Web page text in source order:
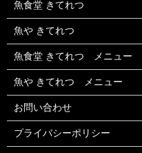
魚食堂 きてれつ
魚や きてれつ
魚食堂 きてれつ メニュー
魚や きてれつ メニュー
お問い合わせ
プライバシーポリシー